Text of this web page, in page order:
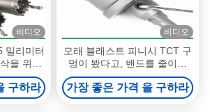
비디오
밀리미터
을 위한
톱
구하라
비디오
모래 블래스트 피니시 TCT 구
멍이 봤다고, 밴드를 줄이는
텅스텐 카바이드 금속은 보였
습니다
가장 좋은 가격 을 구하라